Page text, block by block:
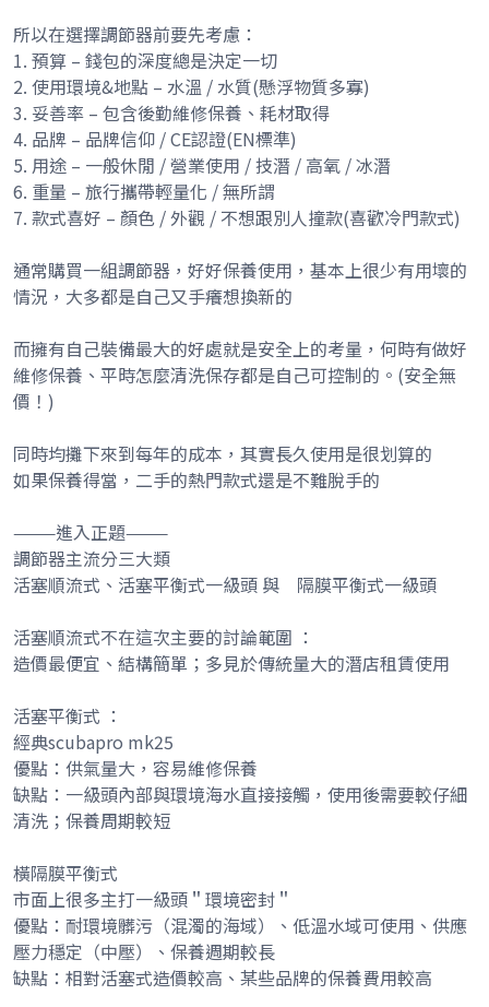
所以在選擇調節器前要先考慮：
1. 預算 – 錢包的深度總是決定一切
2. 使用環境&地點 – 水溫 / 水質(懸浮物質多寡)
3. 妥善率 – 包含後勤維修保養、耗材取得
4. 品牌 – 品牌信仰 / CE認證(EN標準)
5. 用途 – 一般休閒 / 營業使用 / 技潛 / 高氧 / 冰潛
6. 重量 – 旅行攜帶輕量化 / 無所謂
7. 款式喜好 – 顏色 / 外觀 / 不想跟別人撞款(喜歡冷門款式)
通常購買一組調節器，好好保養使用，基本上很少有用壞的
情況，大多都是自己又手癢想換新的
而擁有自己裝備最大的好處就是安全上的考量，何時有做好
維修保養、平時怎麼清洗保存都是自己可控制的。(安全無
價！)
同時均攤下來到每年的成本，其實長久使用是很划算的
如果保養得當，二手的熱門款式還是不難脫手的
———進入正題———
調節器主流分三大類
活塞順流式、活塞平衡式一級頭 與 隔膜平衡式一級頭
活塞順流式不在這次主要的討論範圍 ：
造價最便宜、結構簡單；多見於傳統量大的潛店租賃使用
活塞平衡式 ：
經典scubapro mk25
優點：供氣量大，容易維修保養
缺點：一級頭內部與環境海水直接接觸，使用後需要較仔細
清洗；保養周期較短
橫隔膜平衡式
市面上很多主打一級頭＂環境密封＂
優點：耐環境髒污（混濁的海域）、低溫水域可使用、供應
壓力穩定（中壓）、保養週期較長
缺點：相對活塞式造價較高、某些品牌的保養費用較高